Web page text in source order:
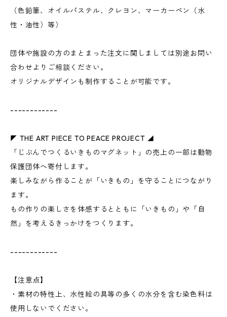
（色鉛筆、オイルパステル、クレヨン、マーカーペン（水
性・油性）等）
団体や施設の方のまとまった注文に関しましては別途お問い
合わせよりご相談ください。
オリジナルデザインも制作することが可能です。
------------
◤ THE ART PIECE TO PEACE PROJECT ◢
「じぶんでつくるいきものマグネット」の売上の一部は動物
保護団体へ寄付します。
楽しみながら作ることが「いきもの」を守ることにつながり
ます。
もの作りの楽しさを体感するとともに「いきもの」や「自
然」を考えるきっかけをつくります。
------------
【注意点】
・素材の特性上、水性絵の具等の多くの水分を含む染色料は
使用しないでください。